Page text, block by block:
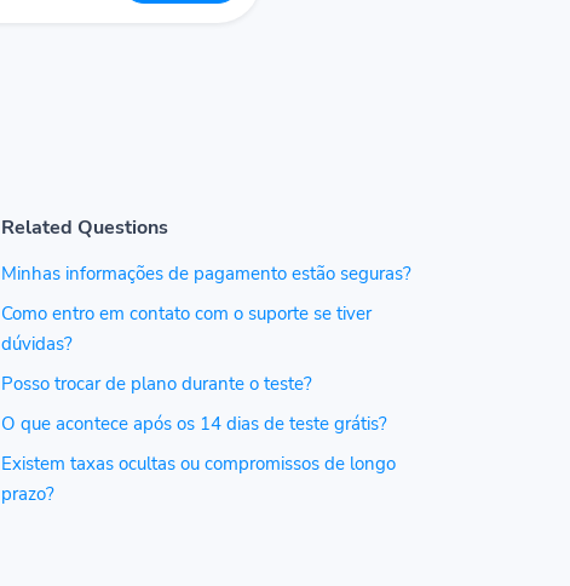
Related Questions
Minhas informações de pagamento estão seguras?
Como entro em contato com o suporte se tiver
dúvidas?
Posso trocar de plano durante o teste?
O que acontece após os 14 dias de teste grátis?
Existem taxas ocultas ou compromissos de longo
prazo?